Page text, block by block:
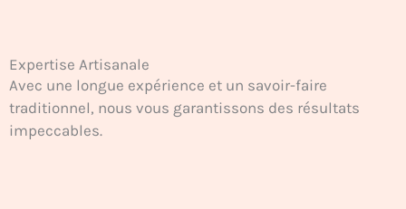
Expertise Artisanale
Avec une longue expérience et un savoir-faire
traditionnel, nous vous garantissons des résultats
impeccables.